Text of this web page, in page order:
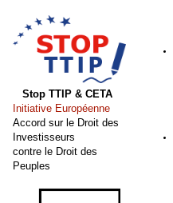
Stop TTIP & CETA
Initiative Européenne
Accord sur le Droit des
Investisseurs
contre le Droit des
Peuples